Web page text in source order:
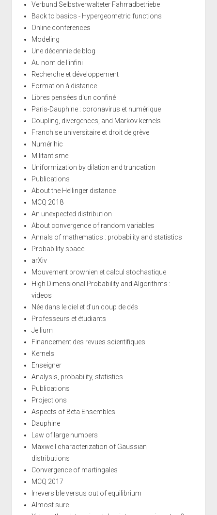
Verbund Selbstverwalteter Fahrradbetriebe
Back to basics - Hypergeometric functions
Online conferences
Modeling
Une décennie de blog
Au nom de l'infini
Recherche et développement
Formation à distance
Libres pensées d'un confiné
Paris-Dauphine : coronavirus et numérique
Coupling, divergences, and Markov kernels
Franchise universitaire et droit de grève
Numér'hic
Militantisme
Uniformization by dilation and truncation
Publications
About the Hellinger distance
MCQ 2018
An unexpected distribution
About convergence of random variables
Annals of mathematics : probability and statistics
Probability space
arXiv
Mouvement brownien et calcul stochastique
High Dimensional Probability and Algorithms :
videos
Née dans le ciel et d'un coup de dés
Professeurs et étudiants
Jellium
Financement des revues scientifiques
Kernels
Enseigner
Analysis, probability, statistics
Publications
Projections
Aspects of Beta Ensembles
Dauphine
Law of large numbers
Maxwell characterization of Gaussian
distributions
Convergence of martingales
MCQ 2017
Irreversible versus out of equilibrium
Almost sure